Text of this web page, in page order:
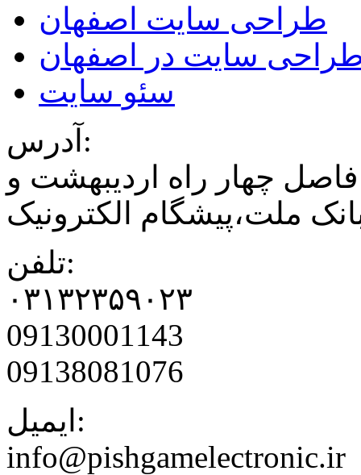
طراحی سایت اصفهان
سایت در اصفهان
سئو سایت
آدرس:
چهار راه اردیبهشت و
ملت،پیشگام الکترونیک
تلفن:
۰۳۱۳۲۳۵۹۰۲۳
09130001143
09138081076
ایمیل:
info@pishgamelectronic.ir